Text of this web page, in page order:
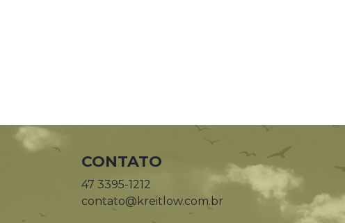
CONTATO
47 3395-1212
contato@kreitlow.com.br